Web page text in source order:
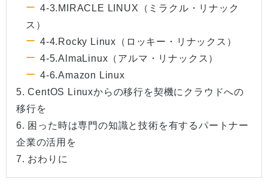
4-3.MIRACLE LINUX（ミラクル・リナック
ス）
4-4.Rocky Linux（ロッキー・リナックス）
4-5.AlmaLinux（アルマ・リナックス）
4-6.Amazon Linux
5. CentOS Linuxからの移行を契機にクラウドへの
移行を
6. 困った時は専門の知識と技術を有するパートナー
企業の活用を
7. おわりに